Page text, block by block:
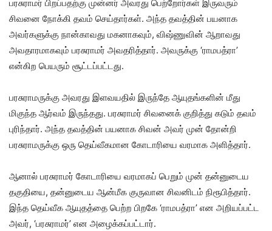
பரசுராமர் பிறப்பதற்கு முன்னர் அவரது பெற்றோர்கள் இருவரும்
சிவனை நோக்கி தவம் செய்தார்கள். அந்த தவத்தின் பயனாக
அவர்களுக்கு நான்காவது மகனாகவும், விஷ்ணுவின் ஆறாவது
அவதாரமாகவும் பரசுராமர் அவதரித்தார். அவருக்கு ‘ராமபத்ரா’
என்கிற பெயரும் சூட்டப்பட்டது.
பரசுராமருக்கு அவரது இளவயதில் இருந்தே ஆயுதங்களின் மீது
மிகுந்த ஆர்வம் இருந்தது. பரசுராமர் சிவனைக் குறித்து கடும் தவம்
புரிந்தார். அந்த தவத்தின் பயனாக சிவன் அவர் முன் தோன்றி
பரசுராமருக்கு ஒரு தெய்வீகமான கோடாரியை வரமாக அளித்தார்.
ஆனால் பரசுராமர் கோடாரியை வரமாகப் பெறும் முன் தன்னுடைய
தகுதியை, தன்னுடைய ஆன்மீக குருவான சிவனிடம் நிரூபித்தார்.
இந்த தெய்வீக ஆயுதத்தை பெற்ற பிறகே ‘ராமபத்ரா’ என அறியப்பட்ட
அவர், ‘பரசுராமர்’ என அழைக்கப்பட்டார்.